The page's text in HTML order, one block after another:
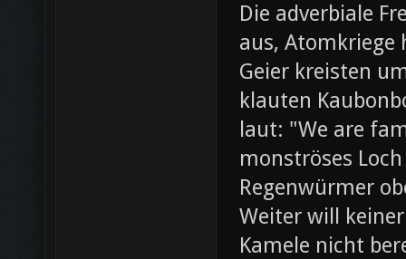
Die adverbiale
aus,
Geier kreisten
klauten
laut: "We are
monströses
Regenwürmer
Weiter will
Kamele nicht